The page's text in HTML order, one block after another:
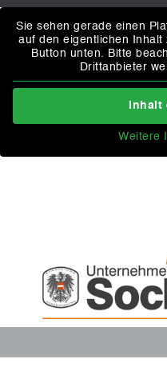
Sie sehen gerade einen
auf den eigentlichen Inhalt
Button unten. Bitte
Drittanbieter
Inhalt
Weitere